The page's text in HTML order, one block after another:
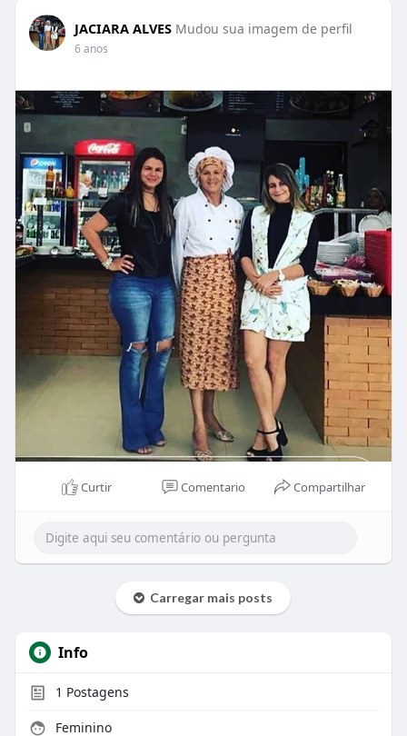
JACIARA ALVES Mudou sua imagem de perfil
6 anos
Curtir Comentario Compartilhar
Carregar mais posts
Info
1 Postagens
Feminino